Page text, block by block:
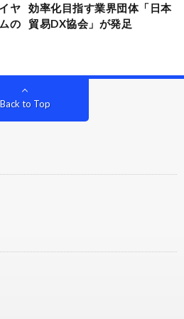
ヤ
の
効率化目指す業界団体「日本
貿易DX協会」が発足
Back to Top